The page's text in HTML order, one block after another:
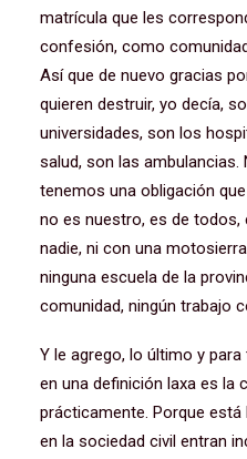
matrícula que les
confesión, como
Así que de nuevo gracias
quieren destruir, yo decía,
universidades, son los
salud, son las
tenemos una obligación
no es nuestro, es de todos,
nadie, ni con una
ninguna escuela de la
comunidad, ningún trabajo
Y le agrego, lo último y
en una definición laxa es la
prácticamente. Porque está
en la sociedad civil entran